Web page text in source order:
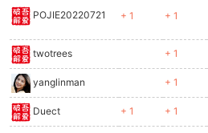
POJIE20220721 + 1 + 1
twotrees + 1
yanglinman + 1
Duect + 1 + 1